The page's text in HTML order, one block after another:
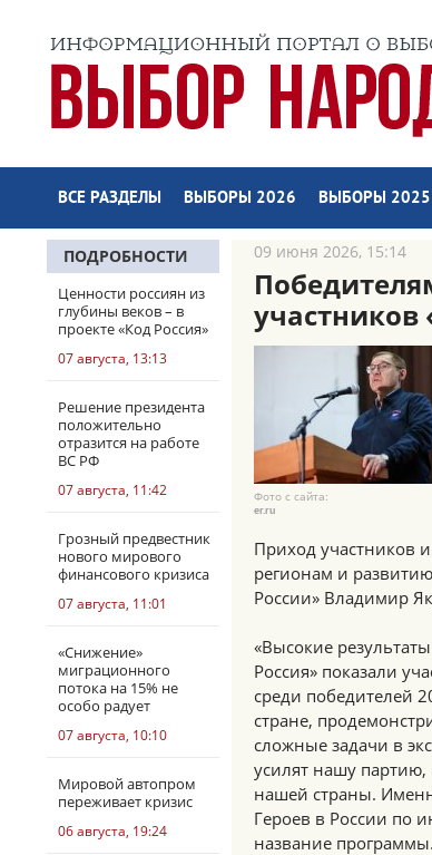
ВСЕ РАЗДЕЛЫ ВЫБОРЫ 2026 ВЫБОРЫ 2025
ПОДРОБНОСТИ
Ценности россиян из
глубины веков – в
проекте «Код Россия»
07 августа, 13:13
Решение президента
положительно
отразится на работе
ВС РФ
07 августа, 11:42
Грозный предвестник
нового мирового
финансового кризиса
07 августа, 11:01
«Снижение»
миграционного
потока на 15% не
особо радует
07 августа, 10:10
Мировой автопром
переживает кризис
06 августа, 19:24
09 июня 2026, 15:14
участников
Фото с сайта:
er.ru
Приход участников
регионам и
России» Владимир
«Высокие
Россия» показали
среди победителей
стране,
сложные задачи в
усилят нашу партию,
нашей страны.
Героев в России по
название